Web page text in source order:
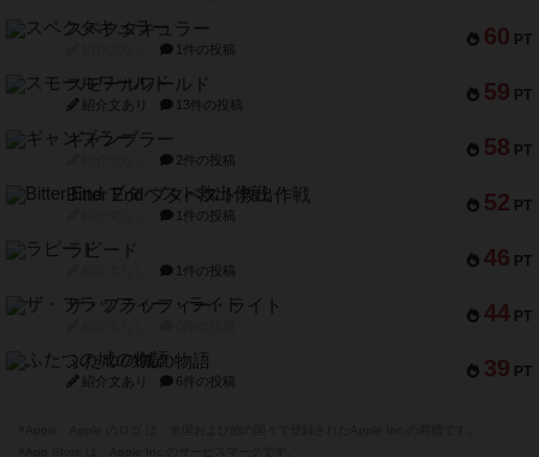
60 PT
スペクタキュラー
1件の投稿
59 PT
スモールワールド
紹介文あり 13件の投稿
58 PT
ギャンブラー
2件の投稿
52 PT
Bitter End ブタペスト救出作戦
1件の投稿
46 PT
ラピード
1件の投稿
44 PT
ザ・フラッフィー・ライト
39 PT
ふたつの城の物語
紹介文あり 6件の投稿